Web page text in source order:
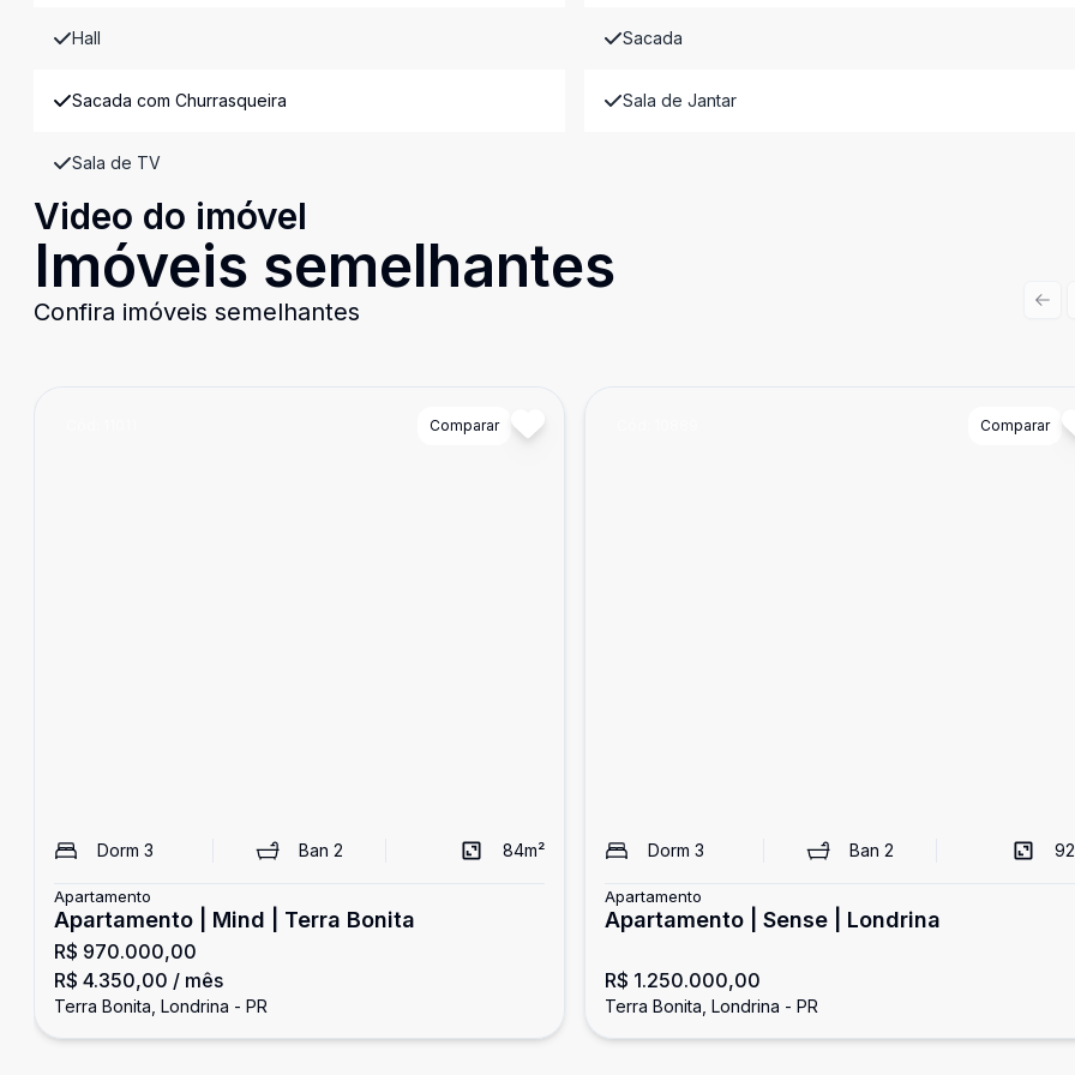
Hall Sacada
Sacada com Churrasqueira Sala de Jantar
Sala de TV
Video do imóvel
Imóveis semelhantes
Confira imóveis semelhantes
Comparar
Dorm 3 Ban2 84m²
Apartamento
Apartamento | Mind | Terra Bonita
R$ 970.000,00
R$ 4.350,00 / mês
Terra Bonita, Londrina - PR
Comparar
Dorm 3 Ban 2 92
Apartamento
Apartamento | Sense | Londrina
R$ 1.250.000,00
Terra Bonita, Londrina - PR